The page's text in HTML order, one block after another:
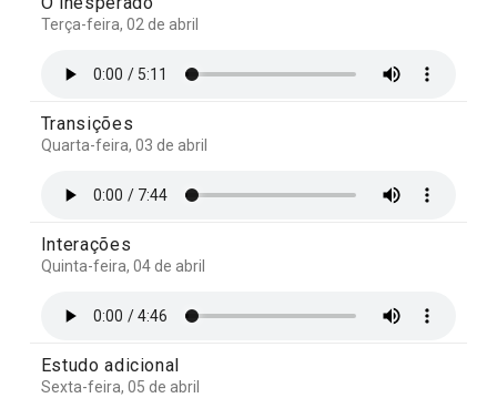
Terça-feira, 02 de abril
Transições
Quarta-feira, 03 de abril
Interações
Quinta-feira, 04 de abril
Estudo adicional
Sexta-feira, 05 de abril